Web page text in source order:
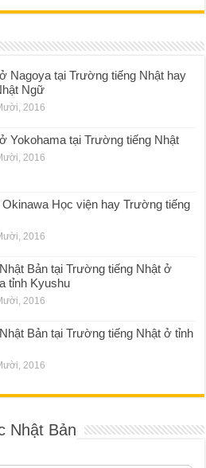
Nagoya tại Trường tiếng Nhật hay
Ngữ
2016
Yokohama tại Trường tiếng Nhật
2016
Okinawa Học viện hay Trường tiếng
2016
Bản tại Trường tiếng Nhật ở
tỉnh Kyushu
2016
Bản tại Trường tiếng Nhật ở tỉnh
2016
Nhật Bản